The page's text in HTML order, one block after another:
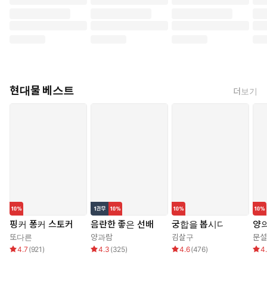
현대물 베스트 더보기
핑커 퐁커 스토커
또다른
4.7 (921 )
음란한 좋은 선배
양과람
4.3 (325)
궁합을 봅시다
김살구
4.6(476)
양
문